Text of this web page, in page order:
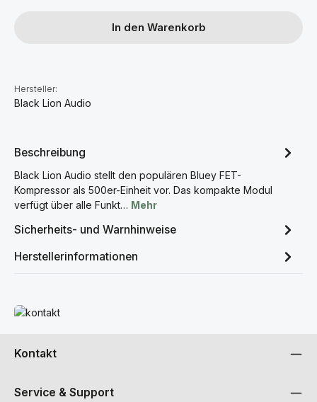
In den Warenkorb
Hersteller:
Black Lion Audio
Beschreibung
Black Lion Audio stellt den populären Bluey FET-
Kompressor als 500er-Einheit vor. Das kompakte Modul
verfügt über alle Funkt… Mehr
Sicherheits- und Warnhinweise
Herstellerinformationen
Mehr erfahren
Kontakt
Service & Support